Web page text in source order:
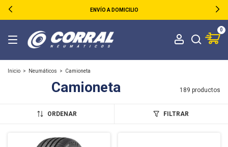
ENVÍO A DOMICILIO
0
Inicio > Neumáticos > Camioneta
Camioneta 189 productos
ORDENAR FILTRAR